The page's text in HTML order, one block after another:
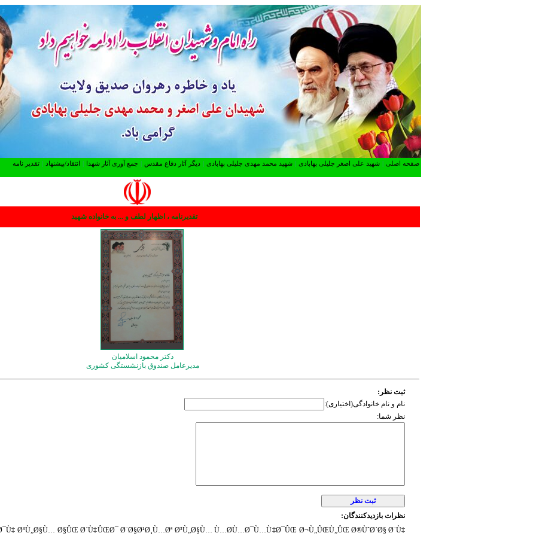
صفحه اصلی | شهید علی اصغر جلیلی بهابادی | شهید محمد مهدی جلیلی بهابادی | دیگر آثار دفاع مقدس | جمع آوری آثار شهدا | انتقاد/پیشنهاد | تقدیر نامه
تقدیرنامه ، اظهار لطف و ... به خانواده شهید
دکتر محمود اسلامیان
مدیرعامل صندوق بازنشستگی کشوری
ثبت نظر:
نام و نام خانوادگی(اختیاری):
نظر شما:
نظرات بازدیدکنندگان:
Ø³Ù„Ø§Ù… Ø§ÛŒ Ø´Ù‡ÛŒØ¯ Ø¨Ø§Ø¹Ø¸Ù…Øª Ø³Ù„Ø§Ù… Ù…Ø­Ù…Ø¯Ù…Ù‡Ø¯ÛŒ Ø¬Ù„ÛŒÙ„ÛŒ Ø®ÙˆØ´Ø§ Ø¨Ù‡